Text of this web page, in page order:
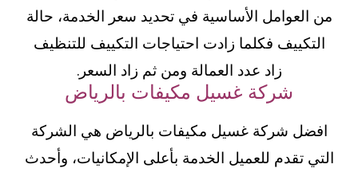
من العوامل الأساسية في تحديد سعر الخدمة، حالة
التكييف فكلما زادت احتياجات التكييف للتنظيف
زاد عدد العمالة ومن ثم زاد السعر.
شركة غسيل مكيفات بالرياض
افضل شركة غسيل مكيفات بالرياض هي الشركة
التي تقدم للعميل الخدمة بأعلى الإمكانيات، وأحدث